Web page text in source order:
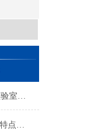
TDZ5A离心机结构原理与实验室常规应用详解
JJ-1J/J-1B电动搅拌器的结构特点与实验室搅拌应用